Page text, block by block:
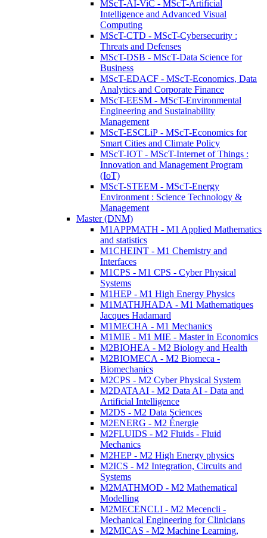
MScT-AI-ViC - MScT-Artificial
Intelligence and Advanced Visual
Computing
MScT-CTD - MScT-Cybersecurity :
Threats and Defenses
MScT-DSB - MScT-Data Science for
Business
MScT-EDACF - MScT-Economics, Data
Analytics and Corporate Finance
MScT-EESM - MScT-Environmental
Engineering and Sustainability
Management
MScT-ESCLiP - MScT-Economics for
Smart Cities and Climate Policy
MScT-IOT - MScT-Internet of Things :
Innovation and Management Program
(IoT)
MScT-STEEM - MScT-Energy
Environment : Science Technology &
Management
Master (DNM)
M1APPMATH - M1 Applied Mathematics
and statistics
M1CHEINT - M1 Chemistry and
Interfaces
M1CPS - M1 CPS - Cyber Physical
Systems
M1HEP - M1 High Energy Physics
M1MATHJHADA - M1 Mathematiques
Jacques Hadamard
M1MECHA - M1 Mechanics
M1MIE - M1 MIE - Master in Economics
M2BIOHEA - M2 Biology and Health
M2BIOMECA - M2 Biomeca -
Biomechanics
M2CPS - M2 Cyber Physical System
M2DATAAI - M2 Data AI - Data and
Artificial Intelligence
M2DS - M2 Data Sciences
M2ENERG - M2 Énergie
M2FLUIDS - M2 Fluids - Fluid
Mechanics
M2HEP - M2 High Energy physics
M2ICS - M2 Integration, Circuits and
Systems
M2MATHMOD - M2 Mathematical
Modelling
M2MECENCLI - M2 Mecencli -
Mechanical Engineering for Clinicians
M2MICAS - M2 Machine Learning,